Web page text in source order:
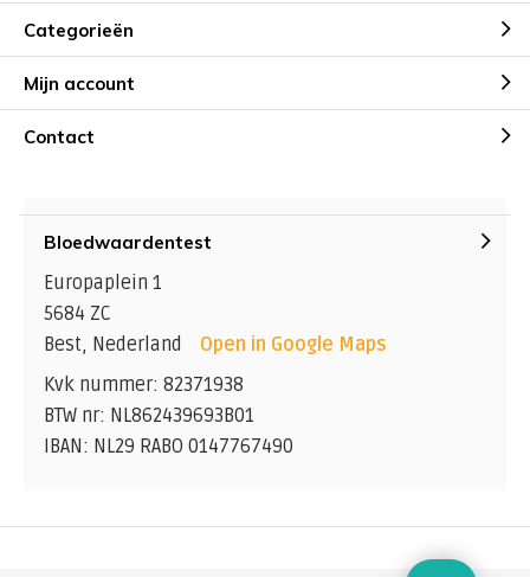
Categorieën
Mijn account
Contact
Bloedwaardentest
Europaplein 1
5684 ZC
Best, Nederland
Open in Google Maps
Kvk nummer: 82371938
BTW nr: NL862439693B01
IBAN: NL29 RABO 0147767490